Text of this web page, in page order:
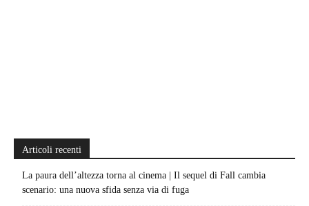
Articoli recenti
La paura dell’altezza torna al cinema | Il sequel di Fall cambia
scenario: una nuova sfida senza via di fuga